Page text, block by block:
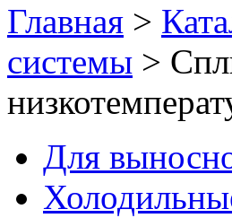
Главная >
системы >
Для